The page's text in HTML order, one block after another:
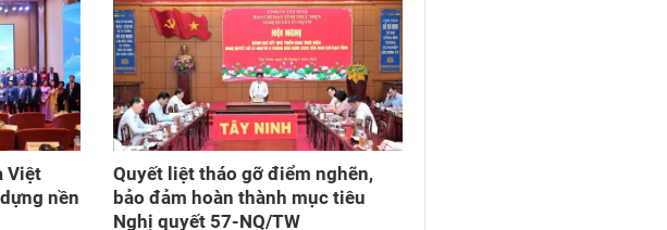
Việt
nền
Quyết liệt tháo gỡ điểm nghẽn,
bảo đảm hoàn thành mục tiêu
Nghị quyết 57-NQ/TW